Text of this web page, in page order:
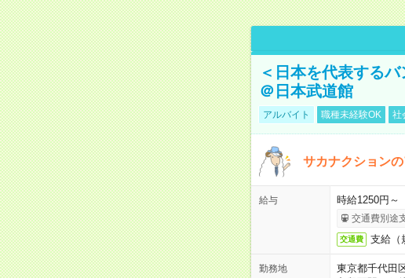
＜日本を代表する
＠日本武道館
アルバイト 職種未経験OK 社
サカナクション
給与 時給1250円～
交通費別途
交通費 支給（
勤務地
東京都千代田